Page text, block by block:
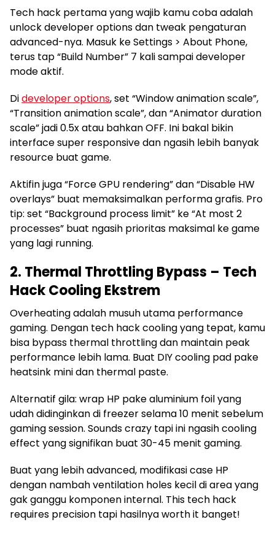
Tech hack pertama yang wajib kamu coba adalah
unlock developer options dan tweak pengaturan
advanced-nya. Masuk ke Settings > About Phone,
terus tap “Build Number” 7 kali sampai developer
mode aktif.
Dideveloper options, set “Window animation scale”,
“Transition animation scale”, dan “Animator duration
scale” jadi 0.5x atau bahkan OFF. Ini bakal bikin
interface super responsive dan ngasih lebih banyak
resource buat game.
Aktifin juga “Force GPU rendering” dan “Disable HW
overlays” buat memaksimalkan performa grafis. Pro
tip: set “Background process limit” ke “At most 2
processes” buat ngasih prioritas maksimal ke game
yang lagi running.
2. Thermal Throttling Bypass – Tech
Hack Cooling Ekstrem
Overheating adalah musuh utama performance
gaming. Dengan tech hack cooling yang tepat, kamu
bisa bypass thermal throttling dan maintain peak
performance lebih lama. Buat DIY cooling pad pake
heatsink mini dan thermal paste.
Alternatif gila: wrap HP pake aluminium foil yang
udah didinginkan di freezer selama 10 menit sebelum
gaming session. Sounds crazy tapi ini ngasih cooling
effect yang signifikan buat 30-45 menit gaming.
Buat yang lebih advanced, modifikasi case HP
dengan nambah ventilation holes kecil di area yang
gak ganggu komponen internal. This tech hack
requires precision tapi hasilnya worth it banget!